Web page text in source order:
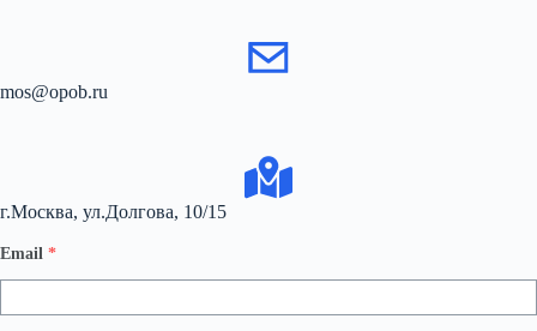
mos@opob.ru
г.Москва, ул.Долгова, 10/15
Email *